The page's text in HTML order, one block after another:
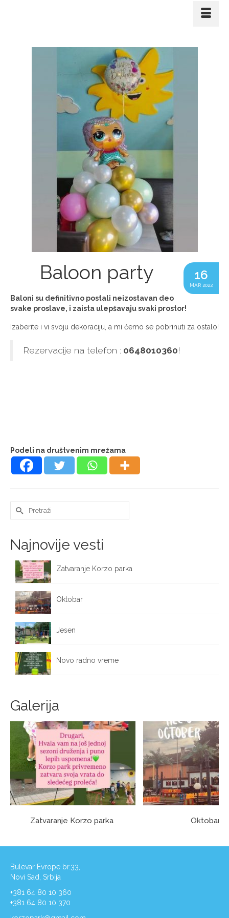
16
MAR 2022
Baloon party
Baloni su definitivno postali neizostavan deo
svake proslave, i zaista ulepšavaju svaki prostor!
Izaberite i vi svoju dekoraciju, a mi ćemo se pobrinuti za ostalo!
Rezervacije na telefon : 0648010360!
Podeli na društvenim mrežama
Search
for:
Najnovije vesti
Zatvaranje Korzo parka
Oktobar
Jesen
Novo radno vreme
Galerija
Zatvaranje Korzo parka Oktobar
Bulevar Evrope br.33,
Novi Sad, Srbija
+381 64 80 10 360
+381 64 80 10 370